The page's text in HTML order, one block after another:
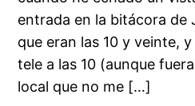
entrada en la bitácora de
que eran las 10 y veinte,
tele a las 10 (aunque
local que no me […]